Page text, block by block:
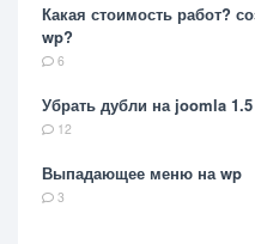
Какая стоимость работ?
wp?
6
Убрать дубли на joomla 1.5
12
Выпадающее меню на wp
3